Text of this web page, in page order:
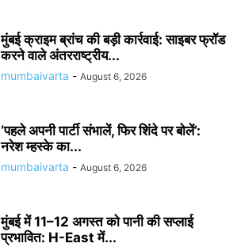
मुंबई क्राइम ब्रांच की बड़ी कार्रवाई: साइबर फ्रॉड
करने वाले अंतरराष्ट्रीय...
mumbaivarta - August 6, 2026
‘पहले अपनी पार्टी संभालें, फिर शिंदे पर बोलें’:
नरेश म्हस्के का...
mumbaivarta - August 6, 2026
मुंबई में 11–12 अगस्त को पानी की सप्लाई
प्रभावित: H-East में...